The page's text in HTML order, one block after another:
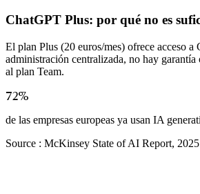
ChatGPT Plus: por qué no es
El plan Plus (20 euros/mes) ofrece acceso a
administración centralizada, no hay
al plan Team.
72%
de las empresas europeas ya usan IA
Source : McKinsey State of AI Report, 2025